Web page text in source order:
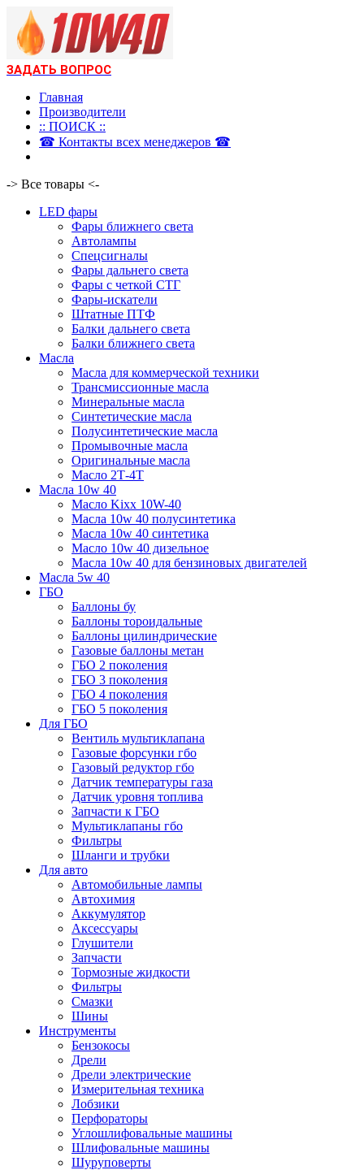
ЗАДАТЬ ВОПРОС
Главная
Производители
:: ПОИСК ::
☎ Контакты всех менеджеров ☎
-> Все товары <-
LED фары
Фары ближнего света
Автолампы
Спецсигналы
Фары дальнего света
Фары с четкой СТГ
Фары-искатели
Штатные ПТФ
Балки дальнего света
Балки ближнего света
Масла
Масла для коммерческой техники
Трансмиссионные масла
Минеральные масла
Синтетические масла
Полусинтетические масла
Промывочные масла
Оригинальные масла
Масло 2Т-4Т
Масла 10w 40
Mасло Kixx 10W-40
Масла 10w 40 полусинтетика
Масла 10w 40 синтетика
Масло 10w 40 дизельное
Масла 10w 40 для бензиновых двигателей
Масла 5w 40
ГБО
Баллоны бу
Баллоны тороидальные
Баллоны цилиндрические
Газовые баллоны метан
ГБО 2 поколения
ГБО 3 поколения
ГБО 4 поколения
ГБО 5 поколения
Для ГБО
Вентиль мультиклапана
Газовые форсунки гбо
Газовый редуктор гбо
Датчик температуры газа
Датчик уровня топлива
Запчасти к ГБО
Мультиклапаны гбо
Фильтры
Шланги и трубки
Для авто
Автомобильные лампы
Автохимия
Аккумулятор
Аксессуары
Глушители
Запчасти
Тормозные жидкости
Фильтры
Смазки
Шины
Инструменты
Бензокосы
Дрели
Дрели электрические
Измерительная техника
Лобзики
Перфораторы
Углошлифовальные машины
Шлифовальные машины
Шуруповерты